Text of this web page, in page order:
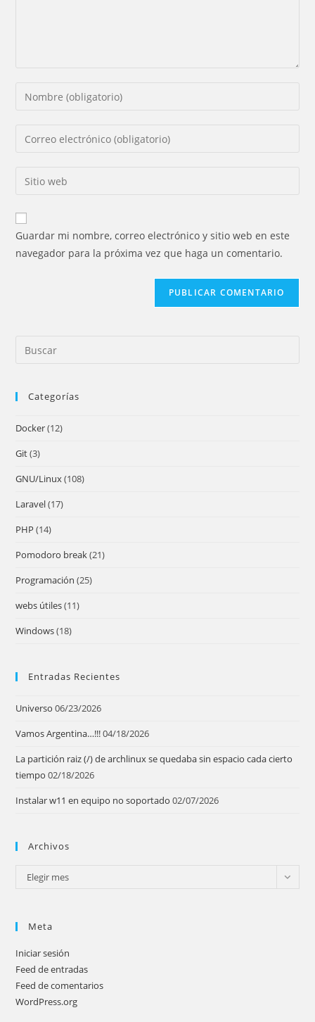
Introducí
de
para
comentar
Introducí
de
electrónico
para
comentar
Introducí
URL
de
Guardar mi nombre, correo electrónico y sitio web en este
navegador para la próxima vez que haga un comentario.
Categorías
Docker(12)
Git(3)
GNU/Linux(108)
Laravel(17)
PHP (14)
Pomodoro break(21)
Programación (25)
webs útiles(11)
Windows(18)
Entradas Recientes
Universo 06/23/2026
Vamos Argentina…!!!04/18/2026
La partición raiz (/) de archlinux se quedaba sin espacio cada cierto
tiempo 02/18/2026
Instalar w11 en equipo no soportado 02/07/2026
Archivos
Archivos
Elegir mes
Meta
Iniciar sesión
Feed de entradas
Feed de comentarios
WordPress.org